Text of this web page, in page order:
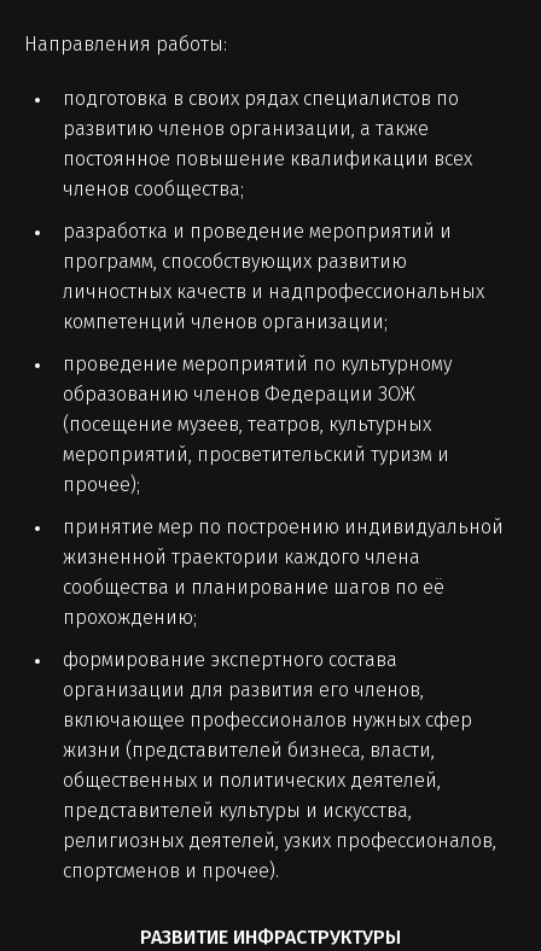
Направления работы:
подготовка в своих рядах специалистов по
развитию членов организации, а также
постоянное повышение квалификации всех
членов сообщества;
разработка и проведение мероприятий и
программ, способствующих развитию
личностных качеств и надпрофессиональных
компетенций членов организации;
проведение мероприятий по культурному
образованию членов Федерации ЗОЖ
(посещение музеев, театров, культурных
мероприятий, просветительский туризм и
прочее);
принятие мер по построению индивидуальной
жизненной траектории каждого члена
сообщества и планирование шагов по её
прохождению;
формирование экспертного состава
организации для развития его членов,
включающее профессионалов нужных сфер
жизни (представителей бизнеса, власти,
общественных и политических деятелей,
представителей культуры и искусства,
религиозных деятелей, узких профессионалов,
спортсменов и прочее).
РАЗВИТИЕ ИНФРАСТРУКТУРЫ